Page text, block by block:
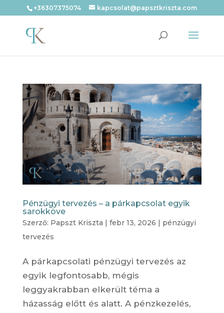
+36307375074 kapcsolat@papsztkriszta.com
Pénzügyi tervezés – a párkapcsolat egyik
sarokköve
Szerző: Papszt Kriszta | febr 13, 2026 | pénzügyi
tervezés
A párkapcsolati pénzügyi tervezés az
egyik legfontosabb, mégis
leggyakrabban elkerült téma a
házasság előtt és alatt. A pénzkezelés,